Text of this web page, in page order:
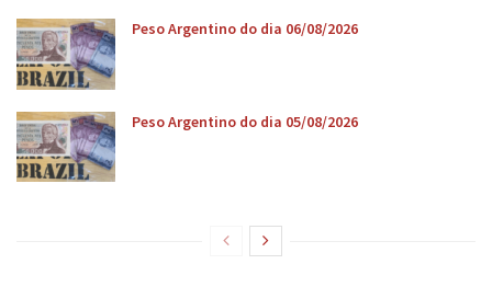
Peso Argentino do dia 06/08/2026
Peso Argentino do dia 05/08/2026